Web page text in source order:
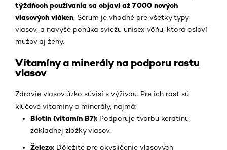
týždňoch používania sa objaví až 7 000 nových
vlasových vláken. Sérum je vhodné pre všetky typy
vlasov, a navyše ponúka sviežu unisex vôňu, ktorá osloví
mužov aj ženy.
Vitamíny a minerály na podporu rastu
vlasov
Zdravie vlasov úzko súvisí s výživou. Pre ich rast sú
kľúčové vitamíny a minerály, najmä:
Biotín (vitamín B7): Podporuje tvorbu keratínu,
základnej zložky vlasov.
Železo: Dôležité pre okysličenie vlasových